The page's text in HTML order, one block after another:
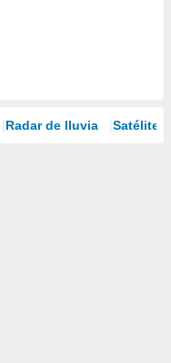
Radar de lluvia Satélites